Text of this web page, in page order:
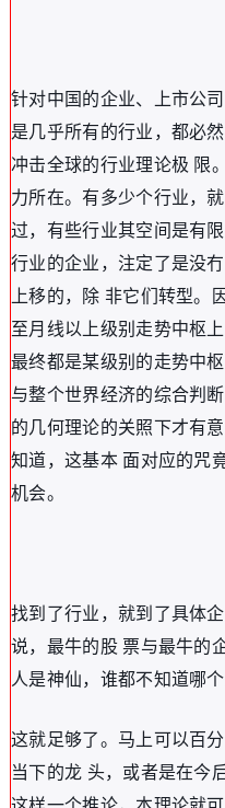
针对中国的企业、上市公
是几乎所有的行业，都必
冲击全球的行业理论极 限
力所在。有多少个行业，
过，有些行业其空间是有
行业的企业，注定了是没
上移的，除 非它们转型。
至月线以上级别走势中枢
最终都是某级别的走势中
与整个世界经济的综合判
的几何理论的关照下才有
知道，这基本 面对应的咒
机会。
找到了行业，就到了具体
说，最牛的股 票与最牛的
人是神仙，谁都不知道哪
这就足够了。马上可以百
当下的龙 头，或者是在今